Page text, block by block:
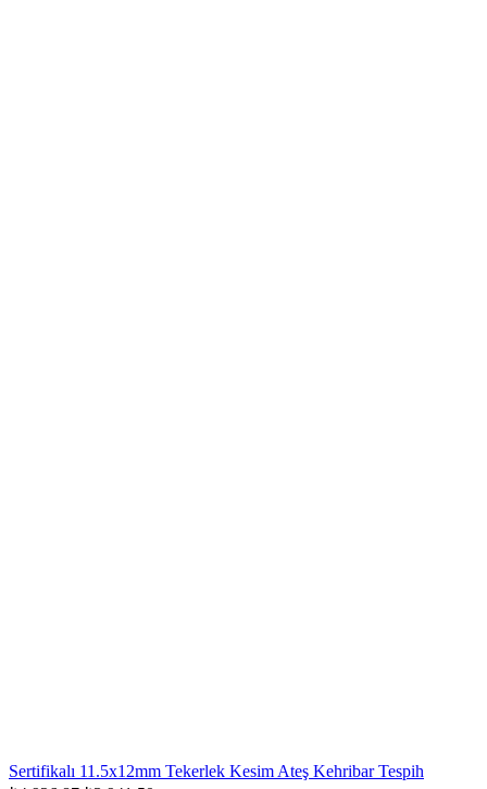
Sertifikalı 11.5x12mm Tekerlek Kesim Ateş Kehribar Tespih